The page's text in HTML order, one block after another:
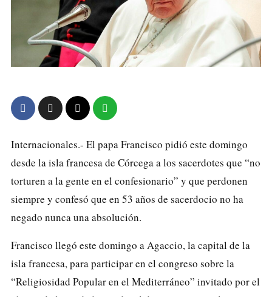
Internacionales.- El papa Francisco pidió este domingo
desde la isla francesa de Córcega a los sacerdotes que “no
torturen a la gente en el confesionario” y que perdonen
siempre y confesó que en 53 años de sacerdocio no ha
negado nunca una absolución.
Francisco llegó este domingo a Agaccio, la capital de la
isla francesa, para participar en el congreso sobre la
“Religiosidad Popular en el Mediterráneo” invitado por el